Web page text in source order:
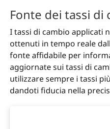
Fonte dei tassi di
I tassi di cambio applicati
ottenuti in tempo reale
fonte affidabile per
aggiornate sui tassi di
utilizzare sempre i tassi
dandoti fiducia nella